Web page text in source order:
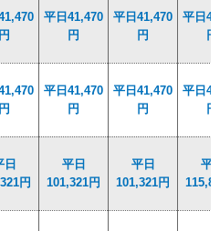
円
平日41,470
円
平日41,470
円
平日
円
円
平日41,470
円
平日41,470
円
平日
円
日
円
平日
101,321円
平日
101,321円
平
円
平日41,470
円
平日41,470
円
平日
円
円
平日41,470
円
平日41,470
円
平日
円
日
円
平日
101,321円
平日
101,321円
平